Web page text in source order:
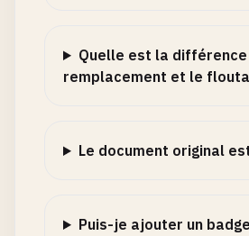
Quelle est la
remplacement et le
Le document original
Puis-je ajouter un badge